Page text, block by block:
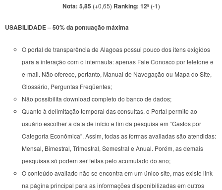
Nota: 5,85 (+0,65) Ranking: 12º (-1)
USABILIDADE – 50% da pontuação máxima
O portal de transparência de Alagoas possui pouco dos itens exigidos
para a interação com o internauta: apenas Fale Conosco por telefone e
e-mail. Não oferece, portanto, Manual de Navegação ou Mapa do Site,
Glossário, Perguntas Freqüentes;
Não possibilita download completo do banco de dados;
Quanto à delimitação temporal das consultas, o Portal permite ao
usuário escolher a data de início e fim da pesquisa em “Gastos por
Categoria Econômica”. Assim, todas as formas avaliadas são atendidas:
Mensal, Bimestral, Trimestral, Semestral e Anual. Porém, as demais
pesquisas só podem ser feitas pelo acumulado do ano;
O conteúdo avaliado não se encontra em um único site, mas existe link
na página principal para as informações disponibilizadas em outros